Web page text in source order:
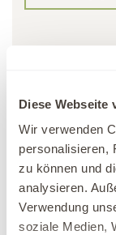
Diese Webseite
Wir verwenden
personalisieren,
zu können und
analysieren.
Verwendung
soziale Medien,